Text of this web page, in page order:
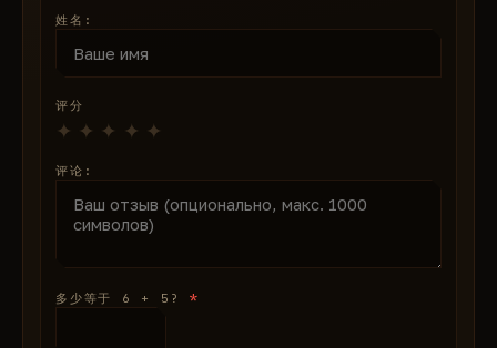
姓名:
评分
评论:
多少等于 6 + 5?*